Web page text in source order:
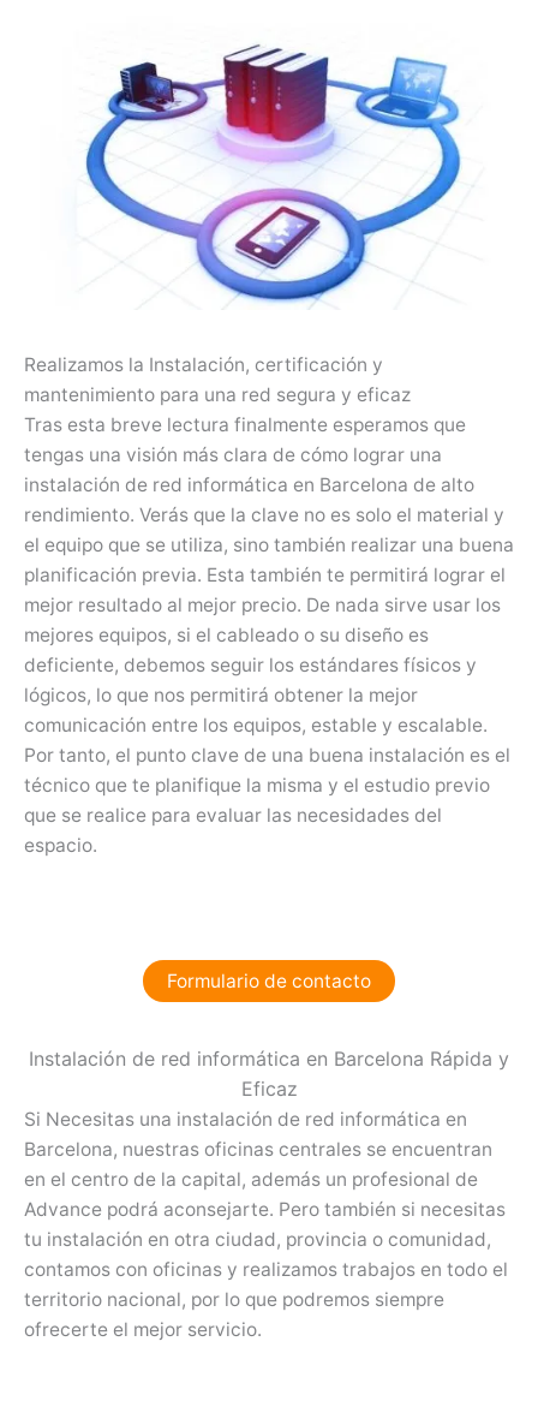
Realizamos la Instalación, certificación y
mantenimiento para una red segura y eficaz
Tras esta breve lectura finalmente esperamos que
tengas una visión más clara de cómo lograr una
instalación de red informática en Barcelona de alto
rendimiento. Verás que la clave no es solo el material y
el equipo que se utiliza, sino también realizar una buena
planificación previa. Esta también te permitirá lograr el
mejor resultado al mejor precio. De nada sirve usar los
mejores equipos, si el cableado o su diseño es
deficiente, debemos seguir los estándares físicos y
lógicos, lo que nos permitirá obtener la mejor
comunicación entre los equipos, estable y escalable.
Por tanto, el punto clave de una buena instalación es el
técnico que te planifique la misma y el estudio previo
que se realice para evaluar las necesidades del
espacio.
Formulario de contacto
Instalación de red informática en Barcelona Rápida y
Eficaz
Si Necesitas una instalación de red informática en
Barcelona, nuestras oficinas centrales se encuentran
en el centro de la capital, además un profesional de
Advance podrá aconsejarte. Pero también si necesitas
tu instalación en otra ciudad, provincia o comunidad,
contamos con oficinas y realizamos trabajos en todo el
territorio nacional, por lo que podremos siempre
ofrecerte el mejor servicio.